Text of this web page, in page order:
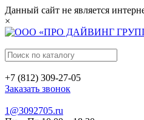
Данный сайт не является
×
+7 (812) 309-27-05
Заказать звонок
1@3092705.ru